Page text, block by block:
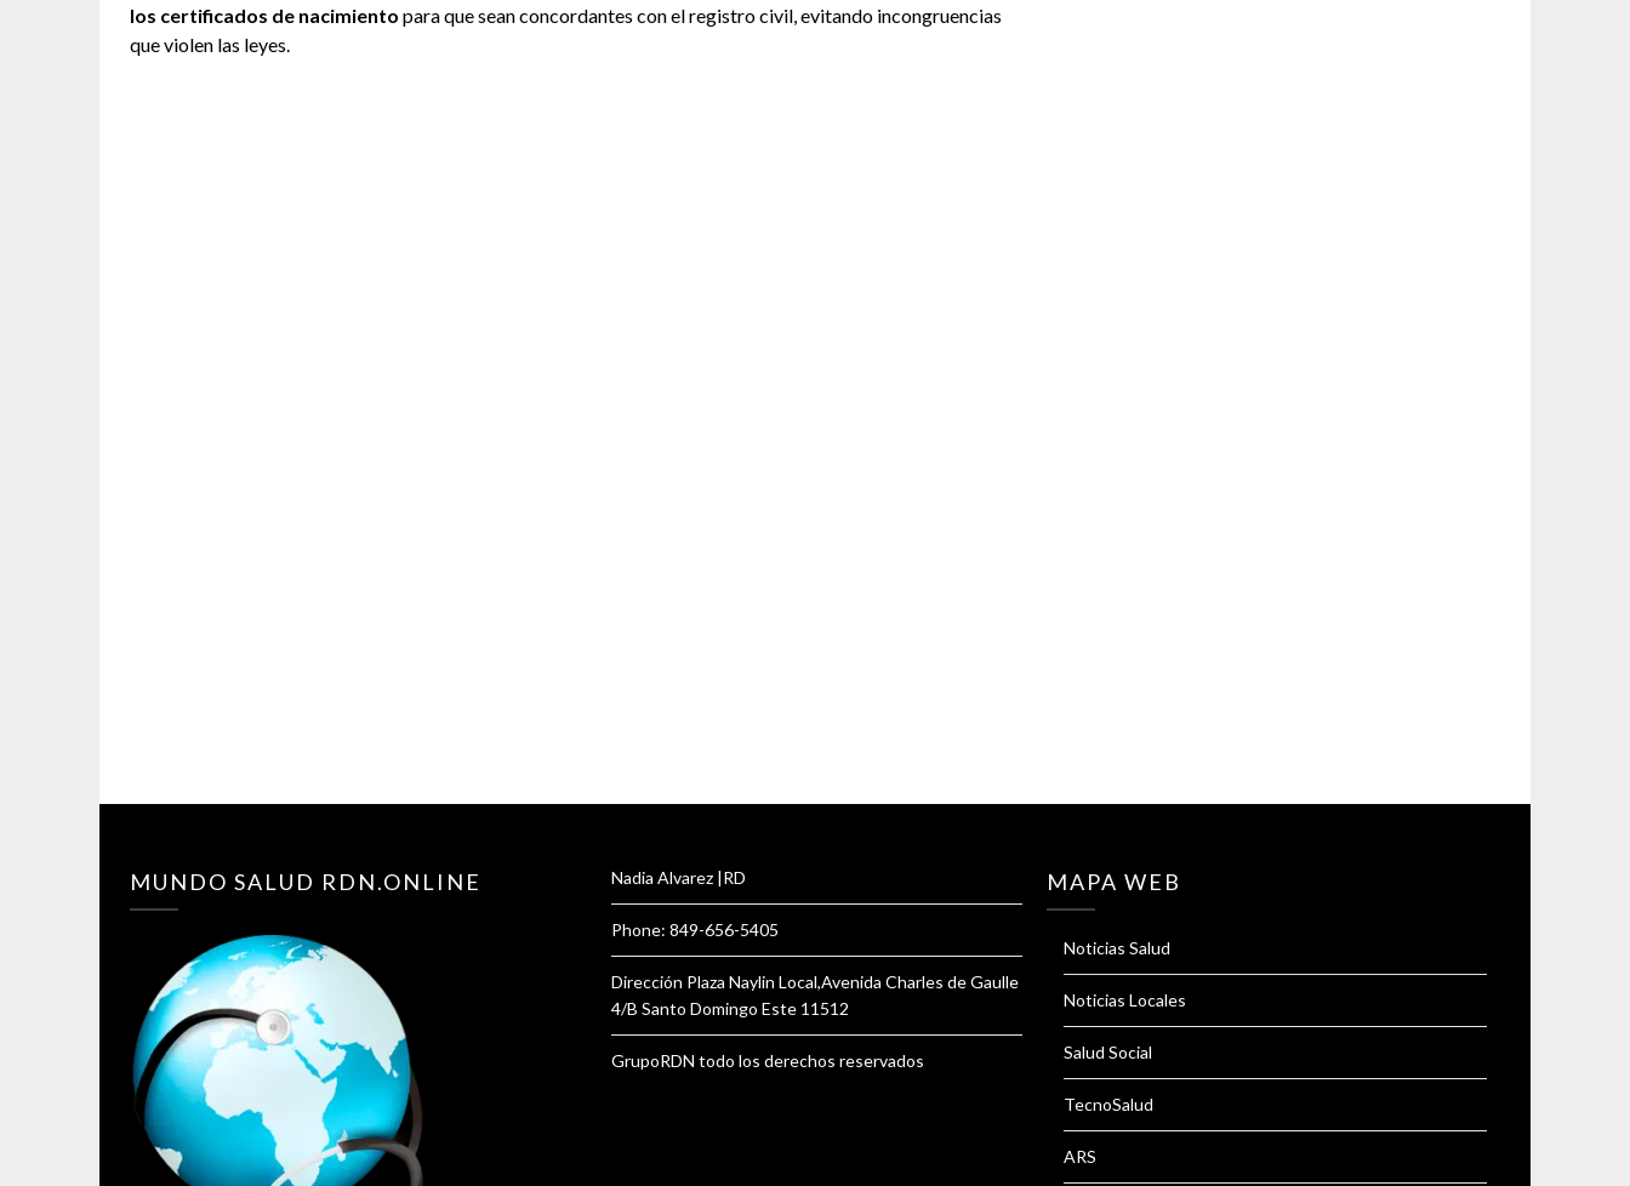
los certificados de nacimiento para que sean concordantes con el registro civil, evitando incongruencias
que violen las leyes.
MUNDO SALUD RDN.ONLINE Nadia Alvarez |RD
Phone: 849-656-5405
Dirección Plaza Naylin Local,Avenida Charles de Gaulle
4/B Santo Domingo Este 11512
GrupoRDN todo los derechos reservados
MAPA WEB
Noticias Salud
Noticias Locales
Salud Social
TecnoSalud
ARS